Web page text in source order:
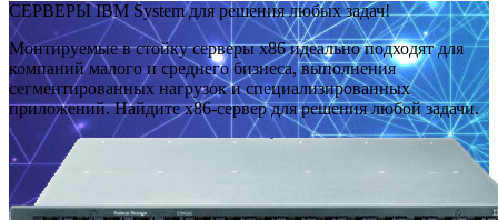
СЕРВЕРЫ IBM System для решения любых задач!
Монтируемые в стойку серверы x86 идеально подходят для
компаний малого и среднего бизнеса, выполнения
сегментированных нагрузок и специализированных
приложений. Найдите x86-сервер для решения любой задачи.